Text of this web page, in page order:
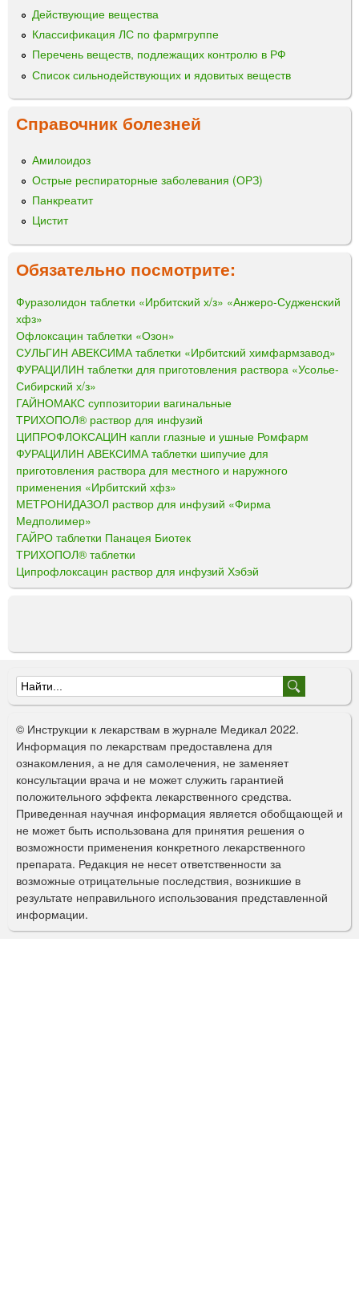
Действующие вещества
Классификация ЛС по фармгруппе
Перечень веществ, подлежащих контролю в РФ
Список сильнодействующих и ядовитых веществ
Справочник болезней
Амилоидоз
Острые респираторные заболевания (ОРЗ)
Панкреатит
Цистит
Обязательно посмотрите:
Фуразолидон таблетки «Ирбитский х/з» «Анжеро-Судженский
хфз»
Офлоксацин таблетки «Озон»
СУЛЬГИН АВЕКСИМА таблетки «Ирбитский химфармзавод»
ФУРАЦИЛИН таблетки для приготовления раствора «Усолье-
Сибирский х/з»
ГАЙНОМАКС суппозитории вагинальные
ТРИХОПОЛ® раствор для инфузий
ЦИПРОФЛОКСАЦИН капли глазные и ушные Ромфарм
ФУРАЦИЛИН АВЕКСИМА таблетки шипучие для
приготовления раствора для местного и наружного
применения «Ирбитский хфз»
МЕТРОНИДАЗОЛ раствор для инфузий «Фирма
Медполимер»
ГАЙРО таблетки Панацея Биотек
ТРИХОПОЛ® таблетки
Ципрофлоксацин раствор для инфузий Хэбэй
Ф
о
р
м
а
п
о
и
с
к
© Инструкции к лекарствам в журнале Медикал 2022.
Информация по лекарствам предоставлена для
ознакомления, а не для самолечения, не заменяет
консультации врача и не может служить гарантией
положительного эффекта лекарственного средства.
Приведенная научная информация является обобщающей и
не может быть использована для принятия решения о
возможности применения конкретного лекарственного
препарата. Редакция не несет ответственности за
возможные отрицательные последствия, возникшие в
результате неправильного использования представленной
информации.